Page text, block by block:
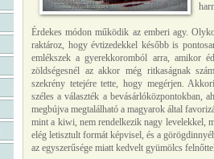
Érdekes módon működik az emberi agy.
raktároz, hogy évtizedekkel később is
emlékszek a gyerekkoromból arra, amikor
zöldségesnél az akkor még ritkaságnak
szekrény tetejére tette, hogy megérjen.
széles a választék a bevásárlóközpontokban,
megbújva megtalálható a magyarok által
mint a kiwi, nem rendelkezik nagy levelekkel,
elég letisztult formát képvisel, és a
az egyszerűsége miatt kedvelt gyümölcs